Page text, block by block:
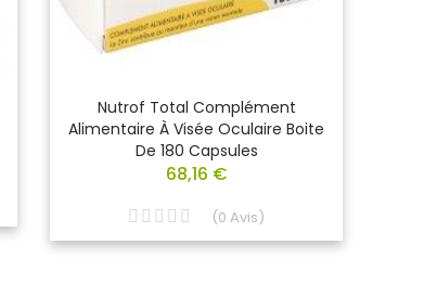
Nutrof Total Complément
Alimentaire À Visée Oculaire Boite
De 180 Capsules
68,16 €
(0 Avis)